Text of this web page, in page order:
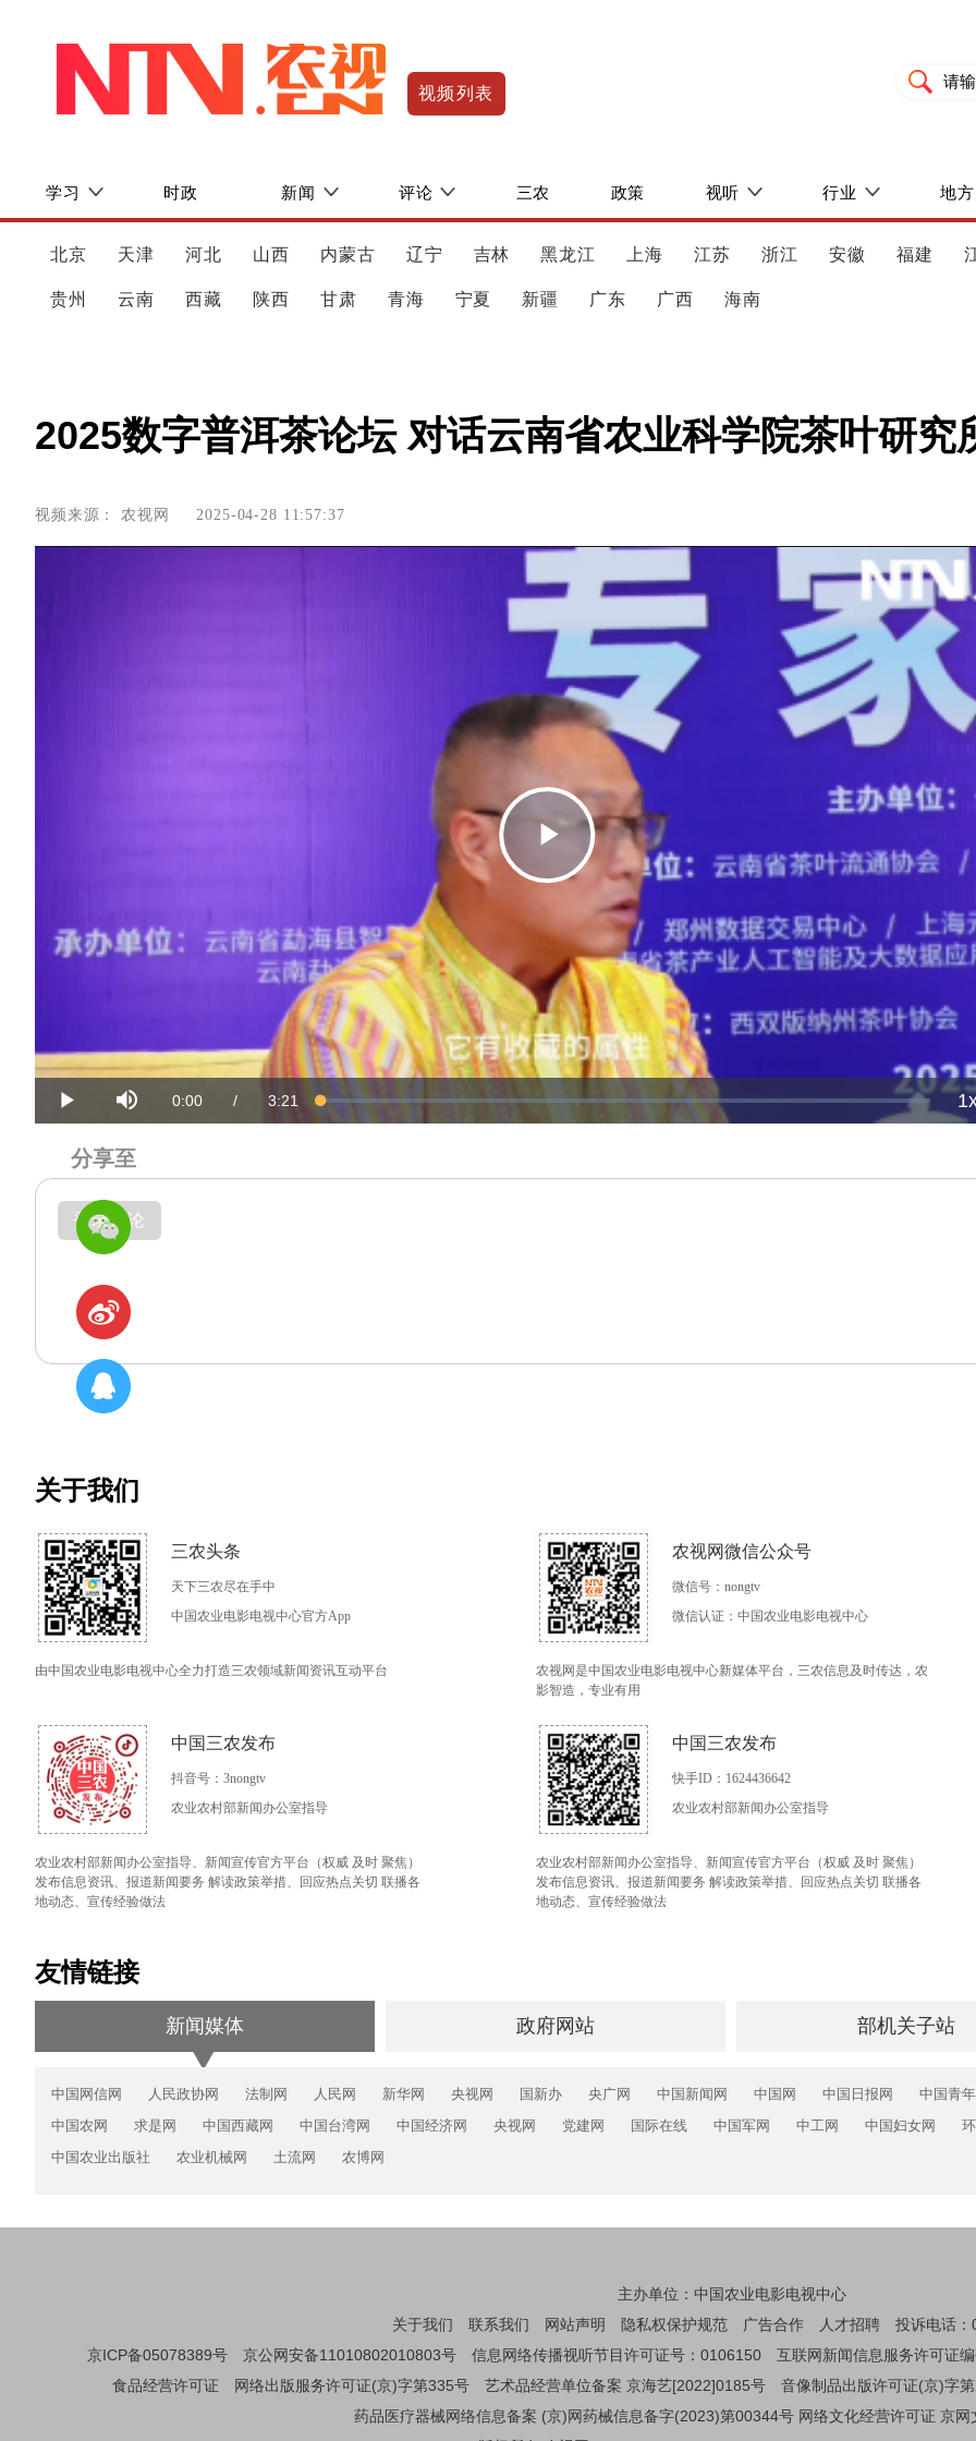
视频列表
学习 时政 新闻 评论 三农 政策 视听 行业 地方
北京 天津 河北 山西 内蒙古 辽宁 吉林 黑龙江 上海 江苏 浙江 安徽 福建
贵州 云南 西藏 陕西 甘肃 青海 宁夏 新疆 广东 广西 海南
2025数字普洱茶论坛 对话云南省农业科学院茶叶研究
视频来源：农视网 2025-04-28 11:57:37
Play
Video
Play Current
0:00 / Duration
3:21 Loaded:
0%
Progress:
0%
登录评论
关于我们
三农头条
天下三农尽在手中
中国农业电影电视中心官方App
由中国农业电影电视中心全力打造三农领域新闻资讯互动平台
农视网微信公众号
微信号：nongtv
微信认证：中国农业电影电视中心
农视网是中国农业电影电视中心新媒体平台，三农信息及时传达，农
影智造，专业有用
中国三农发布
抖音号：3nongtv
农业农村部新闻办公室指导
农业农村部新闻办公室指导、新闻宣传官方平台（权威 及时 聚焦）
发布信息资讯、报道新闻要务 解读政策举措、回应热点关切 联播各
地动态、宣传经验做法
中国三农发布
快手ID：1624436642
农业农村部新闻办公室指导
农业农村部新闻办公室指导、新闻宣传官方平台（权威 及时 聚焦）
发布信息资讯、报道新闻要务 解读政策举措、回应热点关切 联播各
地动态、宣传经验做法
友情链接
新闻媒体 政府网站 部机关子站
中国网信网 人民政协网 法制网 人民网 新华网 央视网 国新办 央广网 中国新闻网 中国网 中国日报网
中国青
中国农网
求是网 中国西藏网 中国台湾网 中国经济网 央视网 党建网 国际在线 中国军网 中工网 中国妇女网
中国农业出版社
农业机械网 土流网 农博网
主办单位：中国农业电影电视中心
关于我们
联系我们 网站声明 隐私权保护规范 广告合作 人才招聘
投诉电话
京ICP备05078389号
京公网安备11010802010803号 信息网络传播视听节目许可证号：0106150
互联网新闻信息服务许可证
食品经营许可证
网络出版服务许可证(京)字第335号 艺术品经营单位备案 京海艺[2022]0185号
音像制品出版许可证(京)字
药品医疗器械网络信息备案 (京)网药械信息备字(2023)第00344号 网络文化经营许可证 京
分享至